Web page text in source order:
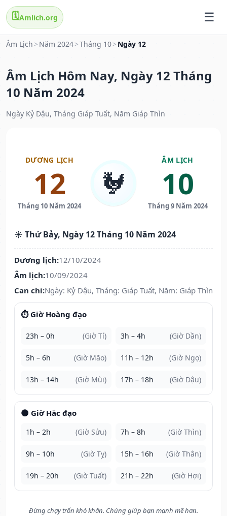
🗓️Amlich.org
Âm Lịch > Năm 2024>Tháng 10> Ngày 12
Âm Lịch Hôm Nay, Ngày 12 Tháng
10 Năm 2024
Ngày Kỷ Dậu, Tháng Giáp Tuất, Năm Giáp Thìn
DƯƠNG LỊCH
12
Tháng 10 Năm 2024
🐓
ÂM LỊCH
10
Tháng 9 Năm 2024
☀️ Thứ Bảy, Ngày 12 Tháng 10 Năm 2024
Dương lịch:12/10/2024
Âm lịch:10/09/2024
Can chi:Ngày: Kỷ Dậu, Tháng: Giáp Tuất, Năm: Giáp Thìn
⏱️ Giờ Hoàng đạo
23h – 0h (Giờ Tí) 3h – 4h (Giờ Dần)
5h – 6h (Giờ Mão) 11h – 12h (Giờ Ngọ)
13h – 14h (Giờ Mùi) 17h – 18h (Giờ Dậu)
🌑 Giờ Hắc đạo
1h – 2h (Giờ Sửu) 7h – 8h (Giờ Thìn)
9h – 10h (Giờ Tỵ) 15h – 16h (Giờ Thân)
19h – 20h (Giờ Tuất) 21h – 22h (Giờ Hợi)
Đừng chạy trốn khó khăn. Chúng giúp bạn mạnh mẽ hơn.